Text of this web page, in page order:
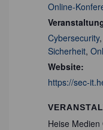
Online-
Cybersecurity,
Sicherheit,
Website:
https://sec-
Heise Medien